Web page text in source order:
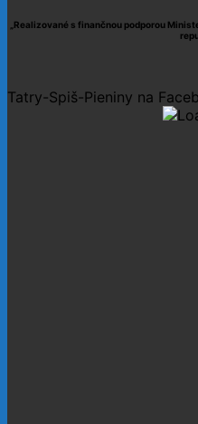
„Realizované s finančnou podporou
Tatry-Spiš-Pieniny na